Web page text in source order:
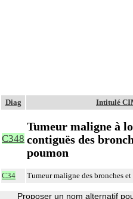
Diag Intitulé
C348
Tumeur maligne à
contiguës des
poumon
C34 Tumeur maligne des bronches
Proposer un nom alternatif